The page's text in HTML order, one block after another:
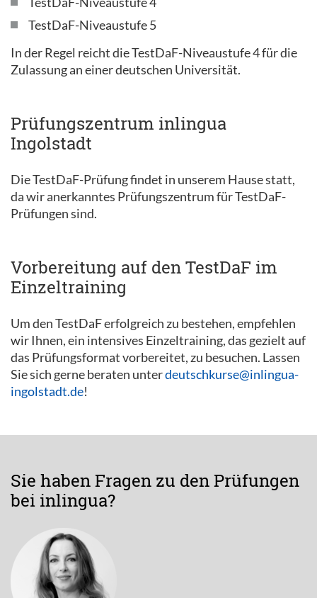
TestDaF-Niveaustufe 5
In der Regel reicht die TestDaF-Niveaustufe 4 für die
Zulassung an einer deutschen Universität.
Prüfungszentrum inlingua
Ingolstadt
Die TestDaF-Prüfung findet in unserem Hause statt,
da wir anerkanntes Prüfungszentrum für TestDaF-
Prüfungen sind.
Vorbereitung auf den TestDaF im
Einzeltraining
Um den TestDaF erfolgreich zu bestehen, empfehlen
wir Ihnen, ein intensives Einzeltraining, das gezielt auf
das Prüfungsformat vorbereitet, zu besuchen. Lassen
Sie sich gerne beraten unterdeutschkurse@inlingua-
ingolstadt.de!
Sie haben Fragen zu den Prüfungen
bei inlingua?